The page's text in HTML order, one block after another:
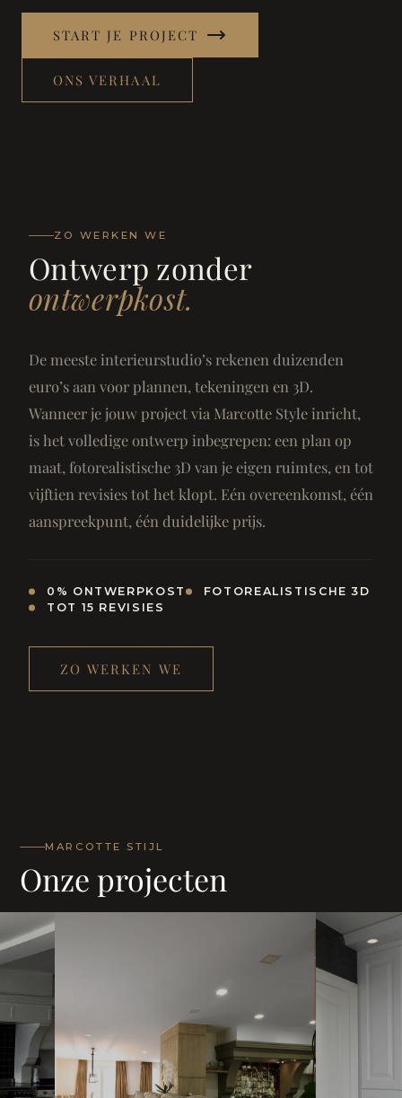
START JE PROJECT
ONS VERHAAL
ZO WERKEN WE
Ontwerp zonder
ontwerpkost.
De meeste interieurstudio’s rekenen duizenden
euro’s aan voor plannen, tekeningen en 3D.
Wanneer je jouw project via Marcotte Style inricht,
is het volledige ontwerp inbegrepen: een plan op
maat, fotorealistische 3D van je eigen ruimtes, en tot
vijftien revisies tot het klopt. Eén overeenkomst, één
aanspreekpunt, één duidelijke prijs.
0% ONTWERPKOST
FOTOREALISTISCHE 3D
TOT 15 REVISIES
ZO WERKEN WE
MARCOTTE STIJL
Onze projecten